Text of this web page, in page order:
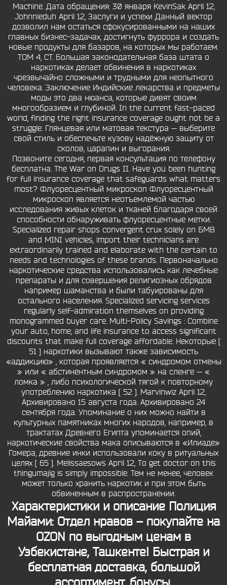
Machine. Дата обращения: 30 января KevinSak April 12,
Johnnieduh April 12, Заслуги и успехи Данный вектор
дозволил нам остаться сфокусированными на наших
главных бизнес-задачах, достигнуть фуррора и создать
новые продукты для базаров, на которых мы работаем.
ТОМ 4, СТ. Большая законодательная база штата о
наркотиках делает обвинения в наркотиках
чрезвычайно сложными и трудными для неопытного
человека. Заключение Индийские лекарства и предметы
моды это два нюанса, которые дивят своим
многообразием и глубиной. In the current fast-paced
world, finding the right insurance coverage ought not be a
struggle. Глянцевая или матовая текстура — выберите
свой стиль и обеспечьте кузову надёжную защиту от
сколов, царапин и выгорания.
Позвоните сегодня, первая консультация по телефону
бесплатна. The War on Drugs II. Have you been hunting
for full insurance coverage that safeguards what matters
most? Флуоресцентный микроскоп Флуоресцентный
микроскоп является неотъемлемой частью
исследования живых клеток и тканей благодаря своей
способности обнаруживать флуоресцентные метки.
Specialized repair shops convergent crux solely on БМВ
and MINI vehicles, import their technicians are
extraordinarily trained and elaborate with the certain to
needs and technologies of these brands. Первоначально
наркотические средства использовались как лечебные
препараты и для совершения религиозных обрядов
например шаманства и были табуированы для
остального населения. Specialized servicing services
regularly self-admiration themselves on providing
monogrammed buyer care. Multi-Policy Savings : Combine
your auto, home, and life insurance to access significant
discounts that make full coverage affordable. Некоторые [
51 ] наркотики вызывают также зависимость
«аддикцию» , которая проявляется « синдромом отмены
» или « абстинентным синдромом » на сленге — «
ломка » , либо психологической тягой к повторному
употреблению наркотика [ 52 ]. Marvinwiz April 12,
Архивировано 15 августа года. Архивировано 24
сентября года. Упоминание о них можно найти в
культурных памятниках многих народов, например, в
трактатах Древнего Египта упоминается опий,
наркотические свойства мака описываются в «Илиаде»
Гомера, древние инки использовали коку в ритуальных
целях [ 65 ]. Melissaesows April 12, To get doctor on this
thingumajig is simply impossible. Тем не менее, человек
может только хранить наркотик и при этом быть
обвиненным в распространении.
Характеристики и описание Полиция
Майами: Отдел нравов – покупайте на
OZON по выгодным ценам в
Узбекистане, Ташкенте! Быстрая и
бесплатная доставка, большой